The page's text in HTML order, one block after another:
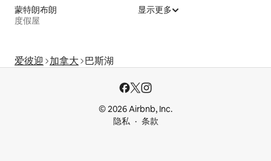
蒙特朗布朗
度假屋
显示更多
爱彼迎 加拿大 巴斯湖
© 2026 Airbnb, Inc.
隐私
条款